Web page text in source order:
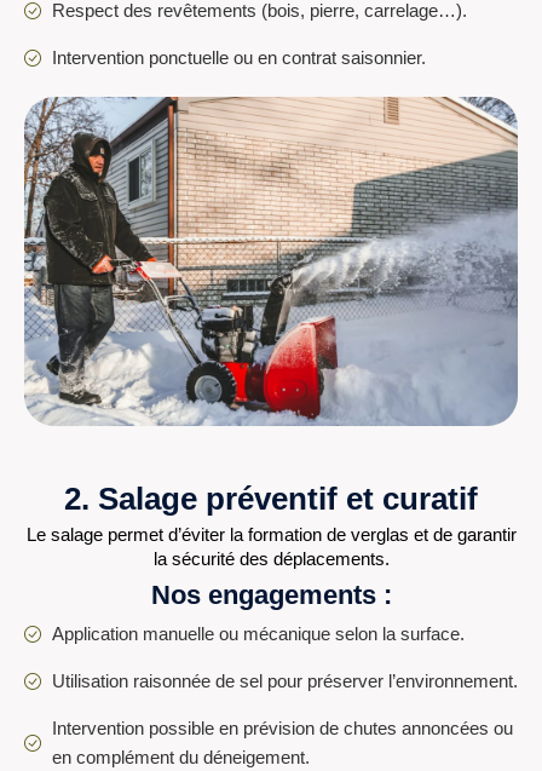
Respect des revêtements (bois, pierre, carrelage…).
Intervention ponctuelle ou en contrat saisonnier.
2. Salage préventif et curatif
Le salage permet d’éviter la formation de verglas et de garantir
la sécurité des déplacements.
Nos engagements :
Application manuelle ou mécanique selon la surface.
Utilisation raisonnée de sel pour préserver l’environnement.
Intervention possible en prévision de chutes annoncées ou
en complément du déneigement.